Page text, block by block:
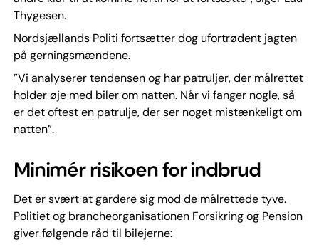
Thygesen.
Nordsjællands Politi fortsætter dog ufortrødent jagten
på gerningsmændene.
”Vi analyserer tendensen og har patruljer, der målrettet
holder øje med biler om natten. Når vi fanger nogle, så
er det oftest en patrulje, der ser noget mistænkeligt om
natten”.
Minimér risikoen for indbrud
Det er svært at gardere sig mod de målrettede tyve.
Politiet og brancheorganisationen Forsikring og Pension
giver følgende råd til bilejerne: